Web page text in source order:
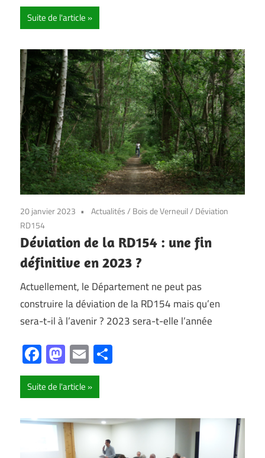
Suite de l'article
20 janvier 2023 Actualités/ Bois de Verneuil/ Déviation
RD154
Déviation de la RD154 : une fin
définitive en 2023 ?
Actuellement, le Département ne peut pas
construire la déviation de la RD154 mais qu’en
sera-t-il à l’avenir ? 2023 sera-t-elle l’année
Facebook
Mastodon
Email
Suite de l'article